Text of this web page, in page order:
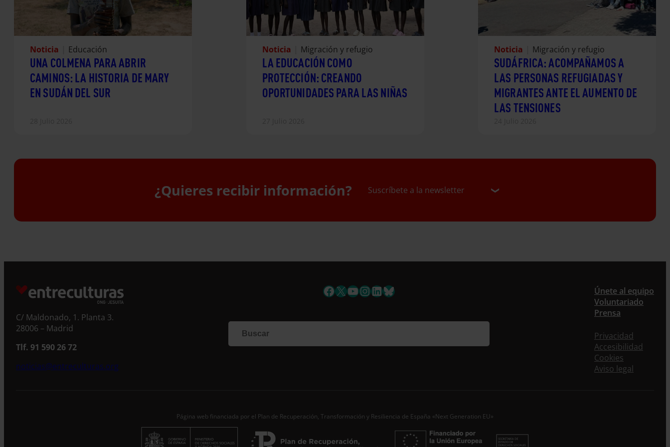
Noticia Educación
UNA COLMENA PARA ABRIR
CAMINOS: LA HISTORIA DE MARY
EN SUDÁN DEL SUR
Noticia Migración y refugio
LA EDUCACIÓN COMO
PROTECCIÓN: CREANDO
OPORTUNIDADES PARA LAS NIÑAS
Noticia Migración y refugio
SUDÁFRICA: ACOMPAÑAMOS A
LAS PERSONAS REFUGIADAS Y
MIGRANTES ANTE EL AUMENTO DE
LAS TENSIONES
¿Quieres recibir información? Suscríbete a la newsletter
Si quieres recibir nuestra newsletter mensual y los
información, no dejes de completar este formulario.
Al instante, te daremos de alta en nuestra base de
datos y podrás estar al tanto de todas las novedades.
Correo electrónico *
Acepto laPolítica de Privacidad
C/ Maldonado, 1. Planta 3.
28006 – Madrid
Tlf. 91 590 26 72
noticias@entreculturas.org
Facebook
X YouTube
Instagram
LinkedIn
Bluesky
Únete al equipo
Voluntariado
Prensa
Privacidad
Accesibilidad
Cookies
Aviso legal
Página web financiada por el Plan de Recuperación, Transformación y Resiliencia de España «Next Generation EU»